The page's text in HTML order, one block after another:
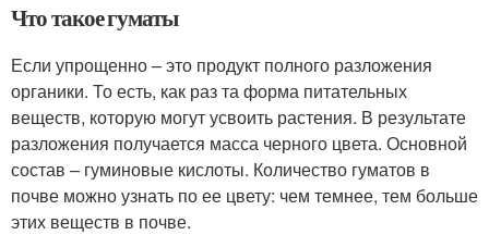
Что такое гуматы
Если упрощенно – это продукт полного разложения
органики. То есть, как раз та форма питательных
веществ, которую могут усвоить растения. В результате
разложения получается масса черного цвета. Основной
состав – гуминовые кислоты. Количество гуматов в
почве можно узнать по ее цвету: чем темнее, тем больше
этих веществ в почве.